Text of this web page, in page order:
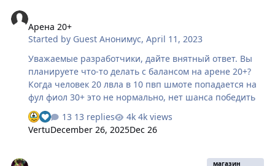
Арена 20+
Started by Guest Анонимус,April 11, 2023
Уважаемые разработчики, дайте внятный ответ. Вы
планируете что-то делать с балансом на арене 20+?
Когда человек 20 лвла в 10 пвп шмоте попадается на
фул фиол 30+ это не нормально, нет шанса победить
13 replies
4k views
VertuDecember 26, 2025Dec 26
магазин